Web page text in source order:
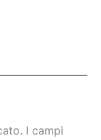
I campi